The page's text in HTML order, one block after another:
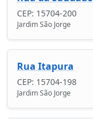
CEP: 15704-200
Jardim São Jorge
Rua Itapura
CEP: 15704-198
Jardim São Jorge